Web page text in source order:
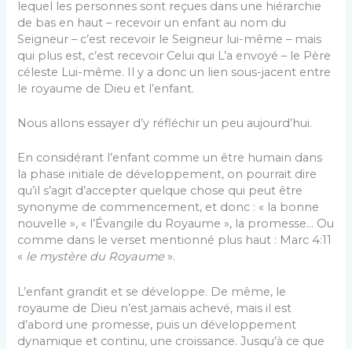
lequel les personnes sont reçues dans une hiérarchie
de bas en haut – recevoir un enfant au nom du
Seigneur – c’est recevoir le Seigneur lui-même – mais
qui plus est, c’est recevoir Celui qui L’a envoyé – le Père
céleste Lui-même. Il y a donc un lien sous-jacent entre
le royaume de Dieu et l’enfant.
Nous allons essayer d’y réfléchir un peu aujourd’hui.
En considérant l’enfant comme un être humain dans
la phase initiale de développement, on pourrait dire
qu’il s’agit d’accepter quelque chose qui peut être
synonyme de commencement, et donc : « la bonne
nouvelle », « l’Évangile du Royaume », la promesse… Ou
comme dans le verset mentionné plus haut : Marc 4:11
« le mystère du Royaume».
L’enfant grandit et se développe. De même, le
royaume de Dieu n’est jamais achevé, mais il est
d’abord une promesse, puis un développement
dynamique et continu, une croissance. Jusqu’à ce que